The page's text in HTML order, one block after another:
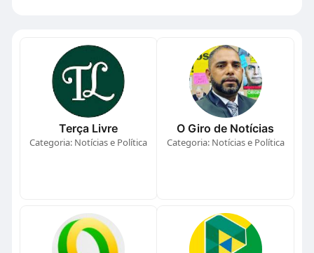
Terça Livre
Categoria: Notícias e Política
O Giro de Notícias
Categoria: Notícias e Política